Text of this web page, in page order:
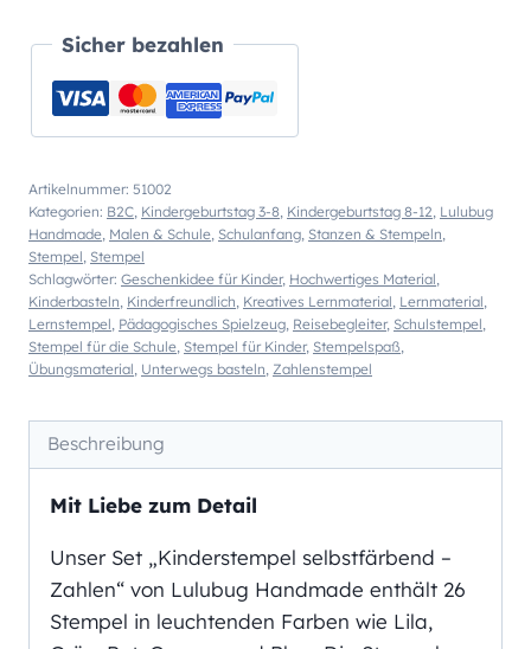
MengeSicher bezahlen
Artikelnummer: 51002
Kategorien: B2C Kindergeburtstag 3-8 Kindergeburtstag 8-12 Lulubug
Handmade Malen & Schule Schulanfang Stanzen & Stempeln
Stempel Stempel
Schlagwörter: Geschenkidee für Kinder, Hochwertiges Material
Kinderbasteln Kinderfreundlich Kreatives Lernmaterial Lernmaterial
Lernstempel Pädagogisches Spielzeug Reisebegleiter, Schulstempel
Stempel für die Schule Stempel für Kinder, Stempelspaß
Übungsmaterial Unterwegs basteln Zahlenstempel
Beschreibung
Mit Liebe zum Detail
Unser Set „Kinderstempel selbstfärbend –
Zahlen“ von Lulubug Handmade enthält 26
Stempel in leuchtenden Farben wie Lila,